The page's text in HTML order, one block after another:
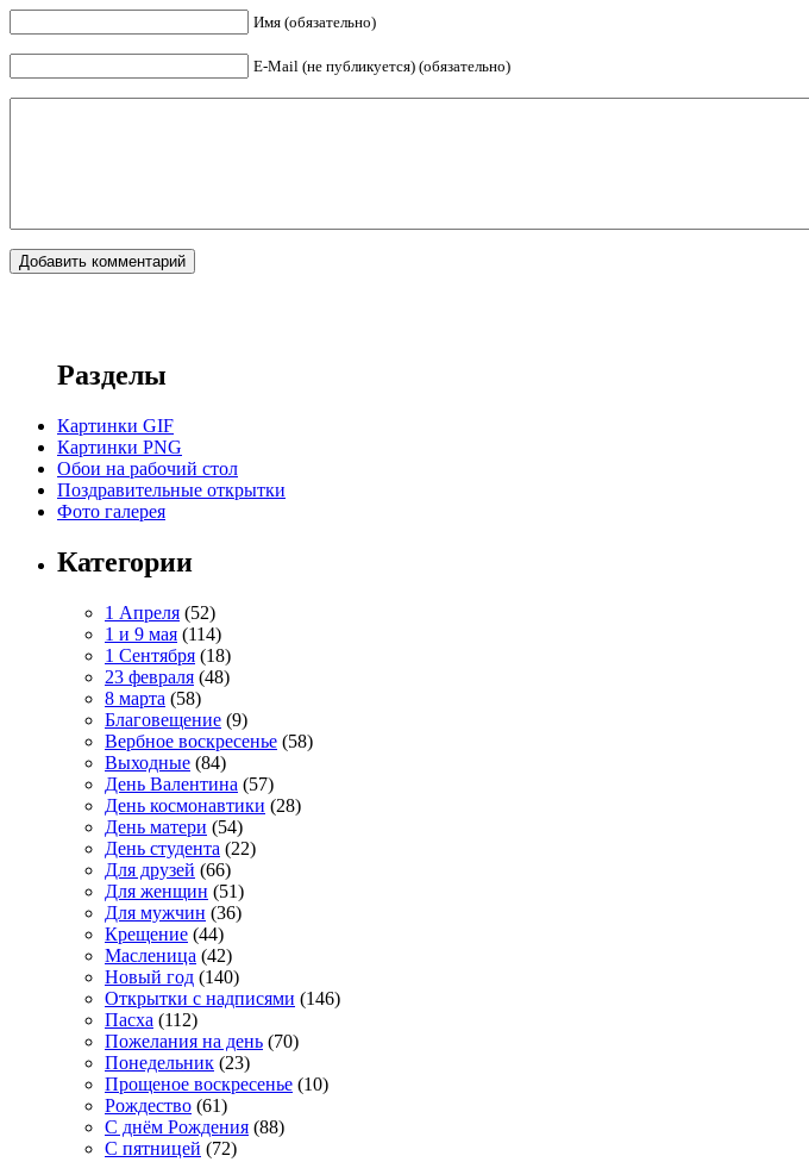
Имя (обязательно)
E-Mail (не публикуется) (обязательно)
Разделы
Картинки GIF
Картинки PNG
Обои на рабочий стол
Поздравительные открытки
Фото галерея
Категории
1 Апреля (52)
1 и 9 мая (114)
1 Сентября (18)
23 февраля (48)
8 марта (58)
Благовещение (9)
Вербное воскресенье (58)
Выходные (84)
День Валентина (57)
День космонавтики (28)
День матери (54)
День студента (22)
Для друзей (66)
Для женщин (51)
Для мужчин (36)
Крещение (44)
Масленица (42)
Новый год (140)
Открытки с надписями (146)
Пасха (112)
Пожелания на день (70)
Понедельник (23)
Прощеное воскресенье (10)
Рождество (61)
С днём Рождения (88)
С пятницей (72)